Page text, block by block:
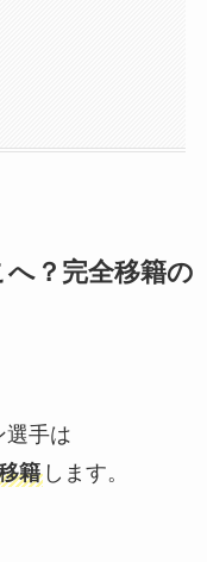
？完全移籍の
選手は
籍します。